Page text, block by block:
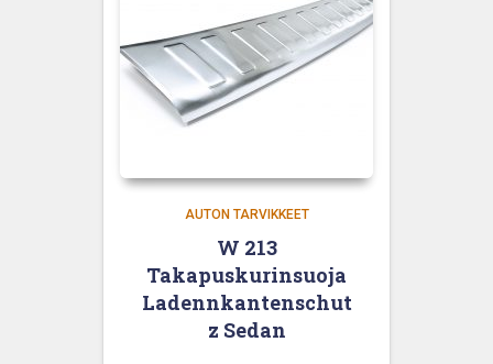
AUTON TARVIKKEET
W 213
Takapuskurinsuoja
Ladennkantenschut
z Sedan